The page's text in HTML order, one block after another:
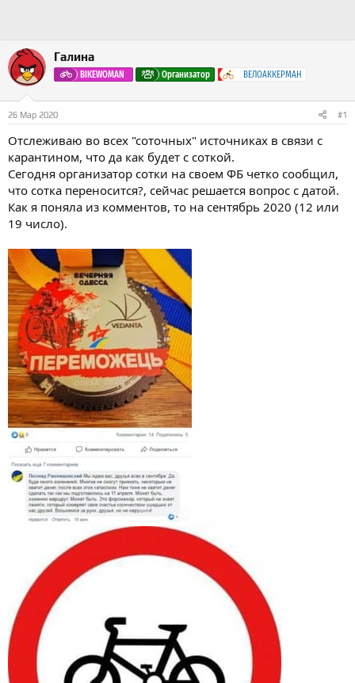
Галина
BIKEWOMAN Организатор ВЕЛОАККЕРМАН
26 Мар 2020 #1
Отслеживаю во всех "соточных" источниках в связи с
карантином, что да как будет с соткой.
Сегодня организатор сотки на своем ФБ четко сообщил,
что сотка переносится?, сейчас решается вопрос с датой.
Как я поняла из комментов, то на сентябрь 2020 (12 или
19 число).